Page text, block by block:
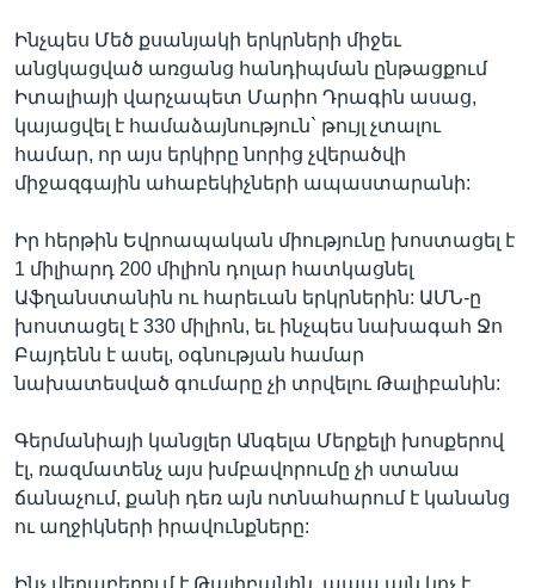
Ինչպես Մեծ քսանյակի երկրների միջեւ
անցկացված առցանց հանդիպման ընթացքում
Իտալիայի վարչապետ Մարիո Դրագին ասաց,
կայացվել է համաձայնություն` թույլ չտալու
համար, որ այս երկիրը նորից չվերածվի
միջազգային ահաբեկիչների ապաստարանի:
Իր հերթին Եվրոապական միությունը խոստացել է
1 միլիարդ 200 միլիոն դոլար հատկացնել
Աֆղանստանին ու հարեւան երկրներին: ԱՄՆ-ը
խոստացել է 330 միլիոն, եւ ինչպես նախագահ Ջո
Բայդենն է ասել, օգնության համար
նախատեսված գումարը չի տրվելու Թալիբանին:
Գերմանիայի կանցլեր Անգելա Մերքելի խոսքերով
էլ, ռազմատենչ այս խմբավորումը չի ստանա
ճանաչում, քանի դեռ այն ոտնահարում է կանանց
ու աղջիկների իրավունքները:
Ինչ վերաբերում է Թալիբանին, ապա այն կոչ է